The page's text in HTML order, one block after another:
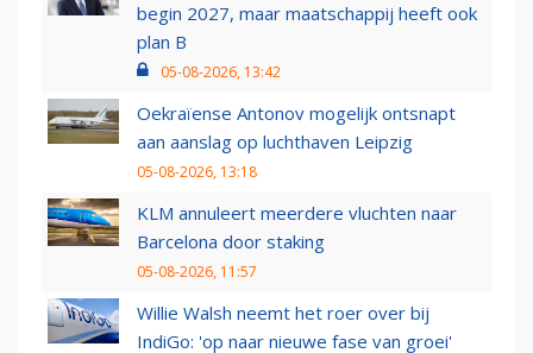
begin 2027, maar maatschappij heeft ook
plan B
05-08-2026, 13:42
Oekraïense Antonov mogelijk ontsnapt
aan aanslag op luchthaven Leipzig
05-08-2026, 13:18
KLM annuleert meerdere vluchten naar
Barcelona door staking
05-08-2026, 11:57
Willie Walsh neemt het roer over bij
IndiGo: 'op naar nieuwe fase van groei'